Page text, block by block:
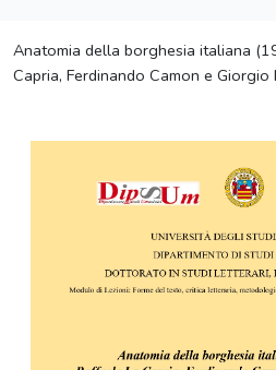
Anatomia della borghesia italiana
Capria, Ferdinando Camon e